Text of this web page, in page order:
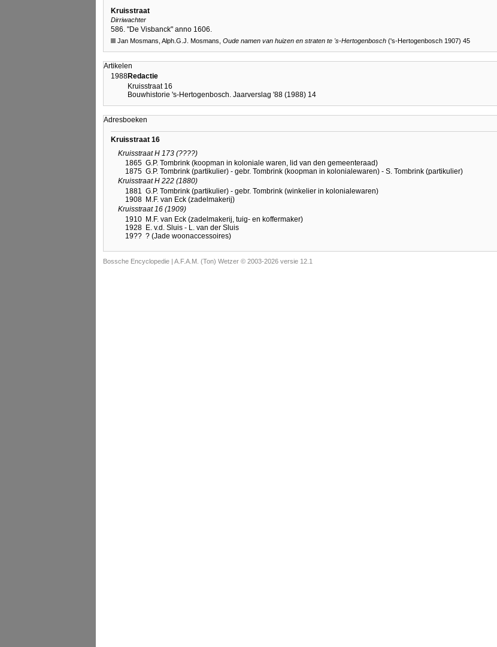
Kruisstraat
Dirriwachter
586. "De Visbanck" anno 1606.
Jan Mosmans, Alph.G.J. Mosmans, Oude namen van huizen en straten te 's-Hertogenbosch ('s-Hertogenbosch 1907) 45
Artikelen
1988Redactie
Kruisstraat 16
Bouwhistorie 's-Hertogenbosch. Jaarverslag '88 (1988) 14
Adresboeken
Kruisstraat 16
Kruisstraat H 173 (????)
1865 G.P. Tombrink (koopman in koloniale waren, lid van den gemeenteraad)
1875 G.P. Tombrink (partikulier) - gebr. Tombrink (koopman in kolonialewaren) - S. Tombrink (partikulier)
Kruisstraat H 222 (1880)
1881 G.P. Tombrink (partikulier) - gebr. Tombrink (winkelier in kolonialewaren)
1908 M.F. van Eck (zadelmakerij)
Kruisstraat 16 (1909)
1910 M.F. van Eck (zadelmakerij, tuig- en koffermaker)
1928 E. v.d. Sluis - L. van der Sluis
19?? ? (Jade woonaccessoires)
Bossche Encyclopedie | A.F.A.M. (Ton) Wetzer © 2003-2026 versie 12.1